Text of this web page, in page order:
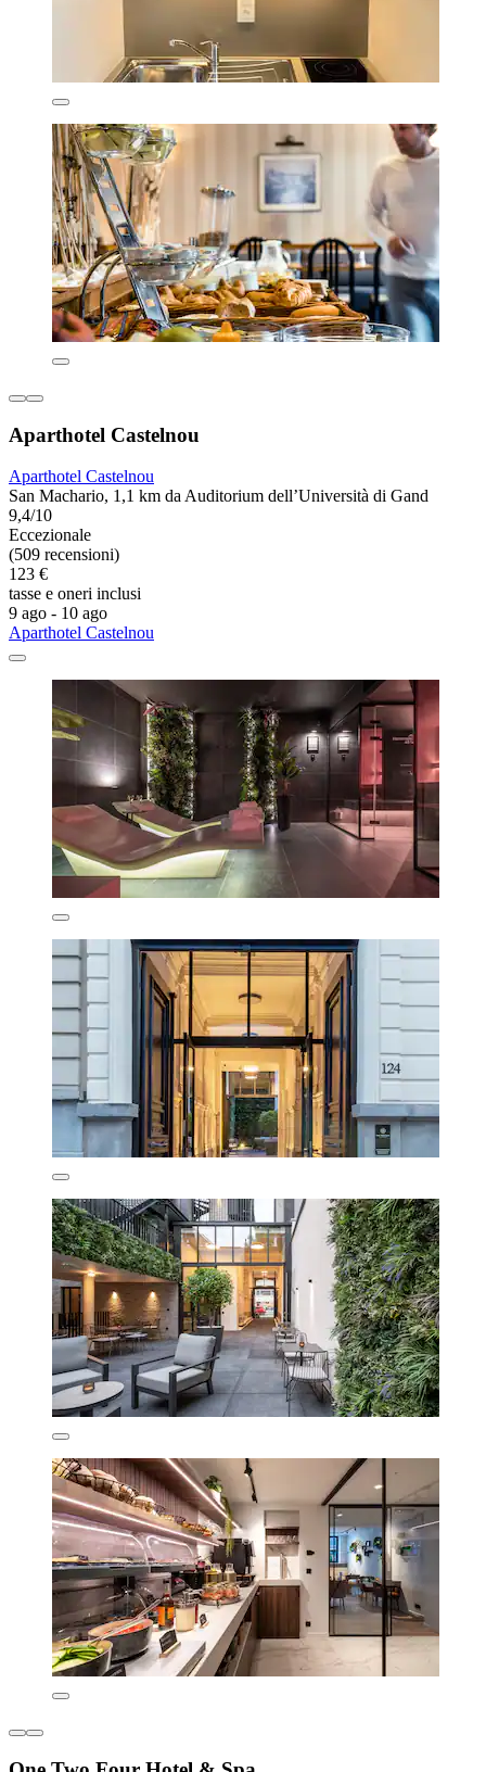
Aparthotel Castelnou
Aparthotel Castelnou
San Machario, 1,1 km da Auditorium dell’Università di Gand
9,4/10
Eccezionale
(509 recensioni)
123 €
tasse e oneri inclusi
9 ago - 10 ago
Aparthotel Castelnou